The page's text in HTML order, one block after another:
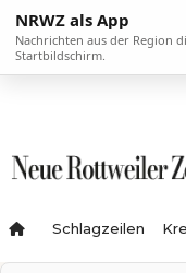
NRWZ als App
Nachrichten aus der Region
Startbildschirm.
Schlagzeilen